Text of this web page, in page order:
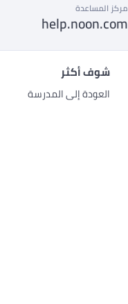
مركز المساعدة
help.noon.com
شوف أكثر
العودة إلى المدرسة